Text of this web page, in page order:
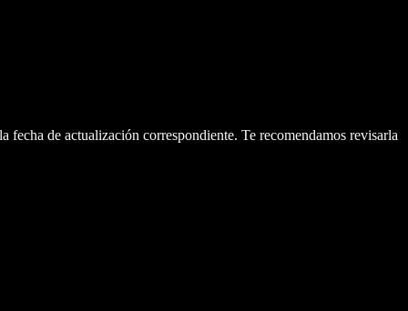
de actualización correspondiente. Te recomendamos revisarla